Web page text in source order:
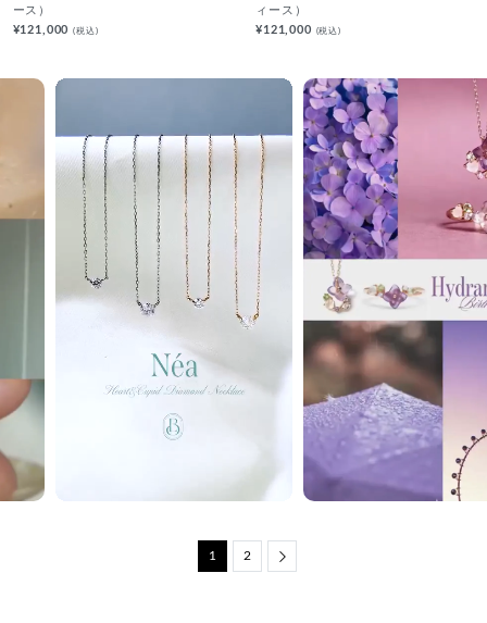
ース）
¥121,000(税込)
ィース）
¥121,000 (税込)
1 2